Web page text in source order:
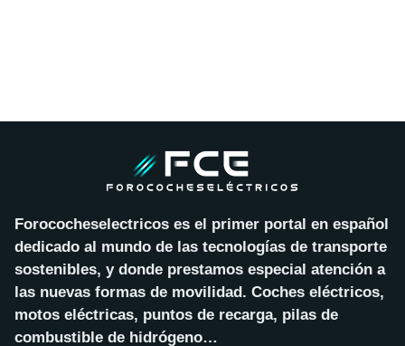
Forococheselectricos es el primer portal en español
dedicado al mundo de las tecnologías de transporte
sostenibles, y donde prestamos especial atención a
las nuevas formas de movilidad. Coches eléctricos,
motos eléctricas, puntos de recarga, pilas de
combustible de hidrógeno…